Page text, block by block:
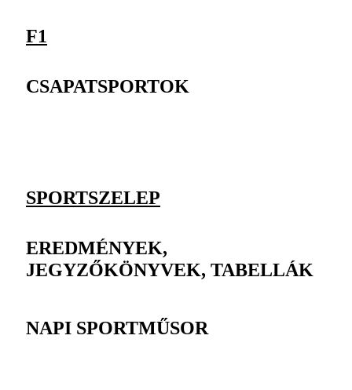
F1
CSAPATSPORTOK
SPORTSZELEP
EREDMÉNYEK,
JEGYZŐKÖNYVEK, TABELLÁK
NAPI SPORTMŰSOR